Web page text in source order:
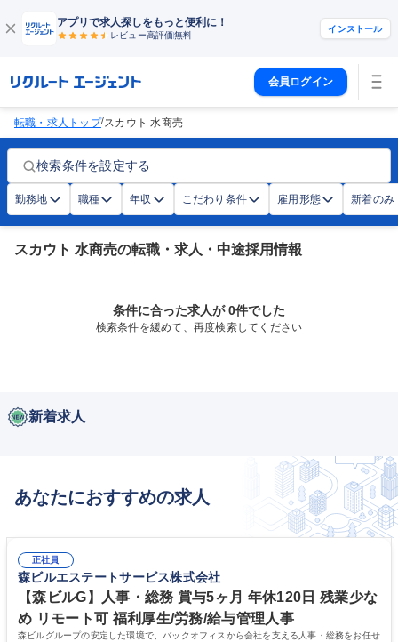
アプリで求人探しをもっと便利に！
レビュー高評価無料
インストール
会員ログイン
転職・求人トップ/スカウト 水商売
検索条件を設定する
勤務地 職種 年収 こだわり条件 雇用形態 新着のみ
スカウト 水商売の転職・求人・中途採用情報
条件に合った求人が 0件でした
検索条件を緩めて、再度検索してください
新着求人
あなたにおすすめの求人
正社員
森ビルエステートサービス株式会社
【森ビルG】人事・総務 賞与5ヶ月 年休120日 残業少な
め リモート可 福利厚生/労務/給与管理人事
森ビルグループの安定した環境で、バックオフィスから会社を支える人事・総務をお任せ